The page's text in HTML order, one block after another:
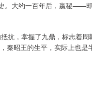
。大约一百年后，嬴稷——
抗，掌握了九鼎，标志着周
秦昭王的生平，实际上也是